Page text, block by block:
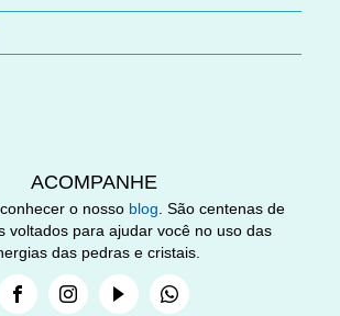
ACOMPANHE
o nosso blog. São centenas de
voltados para ajudar você no uso das
das pedras e cristais.
FacebookInstagramYoutubeWhatsapp